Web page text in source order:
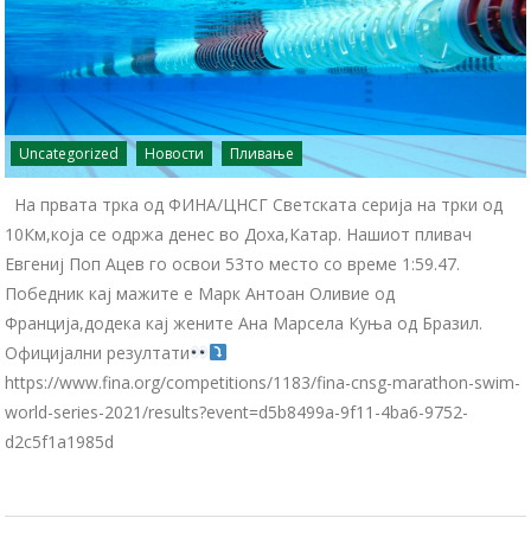
Uncategorized Новости Пливање
На првата трка од ФИНА/ЦНСГ Светската серија на трки од
10Км,која се одржа денес во Доха,Катар. Нашиот пливач
Евгениј Поп Ацев го освои 53то место со време 1:59.47.
Победник кај мажите е Марк Антоан Оливие од
Франција,додека кај жените Ана Марсела Куња од Бразил.
Официјални резултати
https://www.fina.org/competitions/1183/fina-cnsg-marathon-swim-
world-series-2021/results?event=d5b8499a-9f11-4ba6-9752-
d2c5f1a1985d